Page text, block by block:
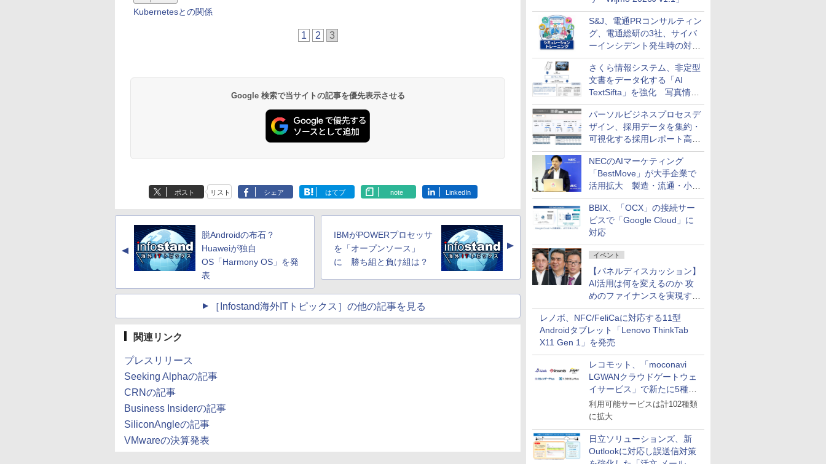
S&J、電通PRコンサルティン
グ、電通総研の3社、サイバ
ーインシデント発生時の対応
と危機管理広報を一体的に訓
練するプログラムを提供
さくら情報システム、非定型
文書をデータ化する「AI
TextSifta」を強化 写真情報
のデータ化などに対応
パーソルビジネスプロセスデ
ザイン、採用データを集約・
可視化する採用レポート高速
化サービスを提供
NECのAIマーケティング
「BestMove」が大手企業で
活用拡大 製造・流通・小売
企業・広告代理店などが実装
フェーズへ
BBIX、「OCX」の接続サー
ビスで「Google Cloud」に
対応
イベント
【パネルディスカッション】
AI活用は何を変えるのか 攻
めのファイナンスを実現する
業務設計とマインドセット変
革
レノボ、NFC/FeliCaに対応する11型
Androidタブレット「Lenovo ThinkTab
X11 Gen 1」を発売
レコモット、「moconavi
LGWANクラウドゲートウェ
イサービス」で新たに5種類
のサービスと連携開始
利用可能サービスは計102種類
に拡大
日立ソリューションズ、新
Outlookに対応し誤送信対策
Kubernetesとの関係
1 2 3
Google 検索で当サイトの記事を優先表示させる
ポスト リスト シェア はてブ note LinkedIn
▲
脱Androidの布石？
Huaweiが独自
OS「Harmony OS」を発
表
IBMがPOWERプロセッサ
を「オープンソース」
に 勝ち組と負け組は？
▲
［Infostand海外ITトピックス］の他の記事を見る
関連リンク
プレスリリース
Seeking Alphaの記事
CRNの記事
Business Insiderの記事
SiliconAngleの記事
VMwareの決算発表